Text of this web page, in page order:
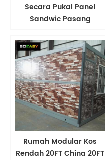
Secara Pukal ​Panel
Sandwic Pasang
Boleh Dilipat Mudah Alih
Mudah Alih Boleh
Dibesarkan Rumah
Kontena untuk
Pangsapuri Tunggal
Rumah Keluli
Rumah Modular Kos
Rendah 20FT China 20FT